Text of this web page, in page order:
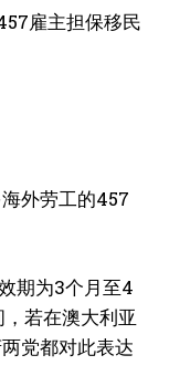
雇主担保移民
外劳工的457
期为3个月至4
若在澳大利亚
党都对此表达